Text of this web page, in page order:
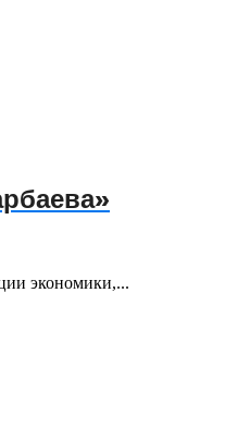
экономики,...